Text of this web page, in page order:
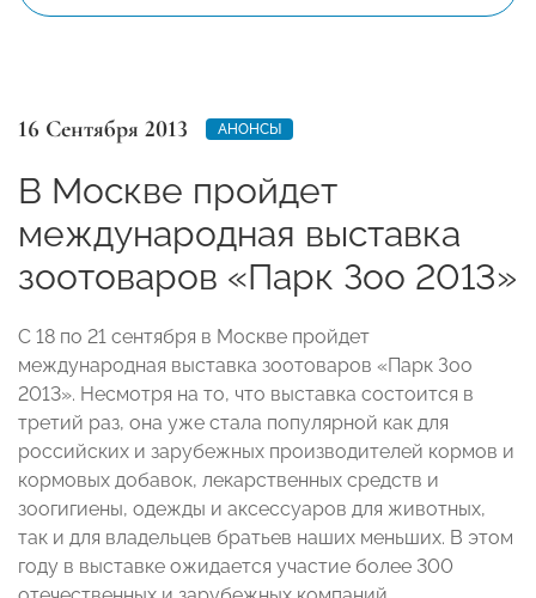
16 Сентября 2013 АНОНСЫ
В Москве пройдет
международная выставка
зоотоваров «Парк Зоо 2013»
С 18 по 21 сентября в Москве пройдет
международная выставка зоотоваров «Парк Зоо
2013». Несмотря на то, что выставка состоится в
третий раз, она уже стала популярной как для
российских и зарубежных производителей кормов и
кормовых добавок, лекарственных средств и
зоогигиены, одежды и аксессуаров для животных,
так и для владельцев братьев наших меньших. В этом
году в выставке ожидается участие более 300